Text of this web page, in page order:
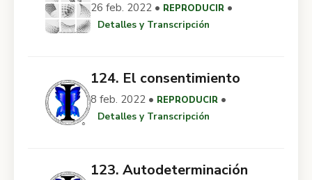
26 feb. 2022 • REPRODUCIR •
Detalles y Transcripción
124. El consentimiento
8 feb. 2022 • REPRODUCIR •
Detalles y Transcripción
123. Autodeterminación